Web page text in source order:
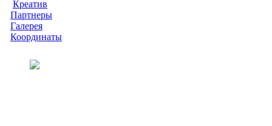
Креатив
Партнеры
Галерея
Координаты